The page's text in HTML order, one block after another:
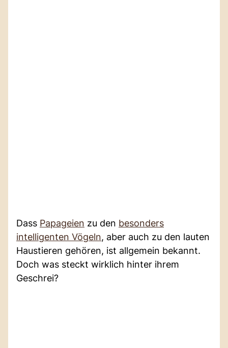
Dass Papageien zu den besonders
intelligenten Vögeln, aber auch zu den lauten
Haustieren gehören, ist allgemein bekannt.
Doch was steckt wirklich hinter ihrem
Geschrei?